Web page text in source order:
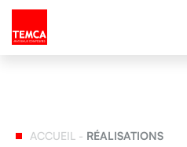
ACCUEIL - RÉALISATIONS